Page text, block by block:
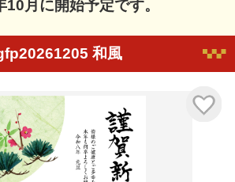
10月に開始予定です。
和風